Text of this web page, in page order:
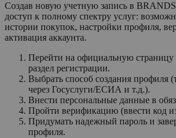
Создав новую учетную запись в
доступ к полному спектру услуг:
истории покупок, настройки профиля,
активация аккаунта.
Перейти на официальную страницу
раздел регистрации.
Выбрать способ создания профиля
через Госуслуги/ЕСИА и т.д.).
Внести персональные данные в
Пройти верификацию (ввести код
Придумать надежный пароль и
профиля.